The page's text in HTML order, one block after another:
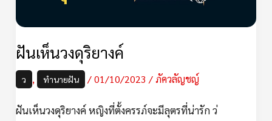
ฝันเห็นวงดุริยางค์
ว , ทำนายฝัน /01/10/2023/ภัควลัญชญ์
ฝันเห็นวงดุริยางค์ หญิงที่ตั้งครรภ์จะมีลุตรที่น่ารัก ว่